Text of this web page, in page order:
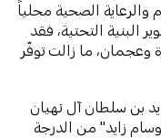
الصحية محلياً
البنية التحتية، فقد
وعجمان، ما زالت توفّر
زايد بن سلطان آل نهيان
زايد" من الدرجة